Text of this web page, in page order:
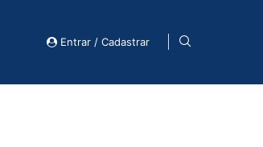
Entrar / Cadastrar